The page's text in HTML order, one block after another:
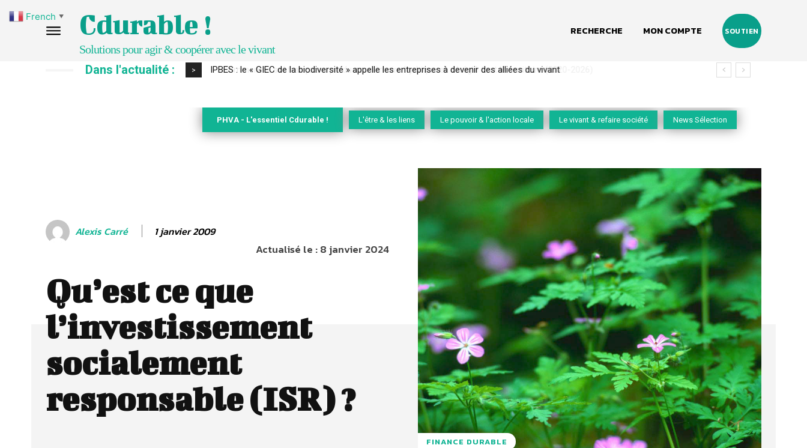
Cdurable !
Solutions pour agir & coopérer avec le vivant
RECHERCHE MON COMPTE SOUTIEN
Dans l'actualité : > Comment le sol français a perdu sa mémoire hydrique et déréglé tout le territoire (2020-2026)
PHVA - L'essentiel Cdurable ! L'être & les liens Le pouvoir & l'action locale Le vivant & refaire société News Sélection
Alexis Carré 1 janvier 2009
Actualisé le :8 janvier 2024
Qu’est ce que
l’investissement
socialement
responsable (ISR) ?
FINANCE DURABLE
French ▼